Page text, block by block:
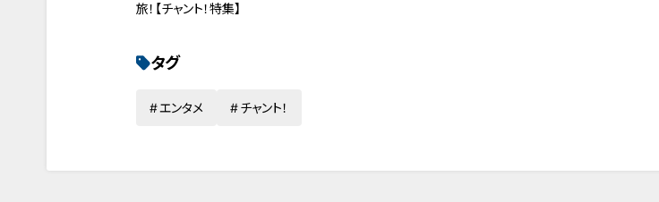
旅！【チャント！特集】
タグ
エンタメ チャント！